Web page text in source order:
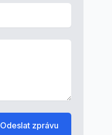
Odeslat zprávu